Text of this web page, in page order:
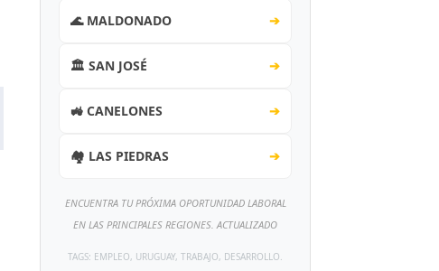
🌊 MALDONADO ➔
🏛️ SAN JOSÉ ➔
🚜 CANELONES ➔
🏘️ LAS PIEDRAS ➔
ENCUENTRA TU PRÓXIMA OPORTUNIDAD LABORAL
EN LAS PRINCIPALES REGIONES. ACTUALIZADO
TAGS: EMPLEO, URUGUAY, TRABAJO, DESARROLLO.